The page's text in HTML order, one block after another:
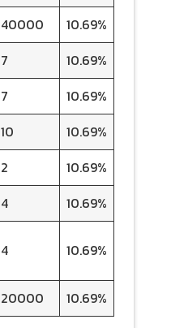
40000
10.69%
7
10.69%
7
10.69%
10
10.69%
2
10.69%
4
10.69%
4 10.69%
20000 10.69%